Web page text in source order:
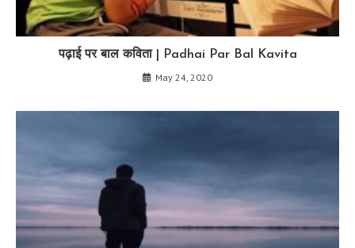
पढ़ाई पर बाल कविता | Padhai Par Bal Kavita
May 24, 2020